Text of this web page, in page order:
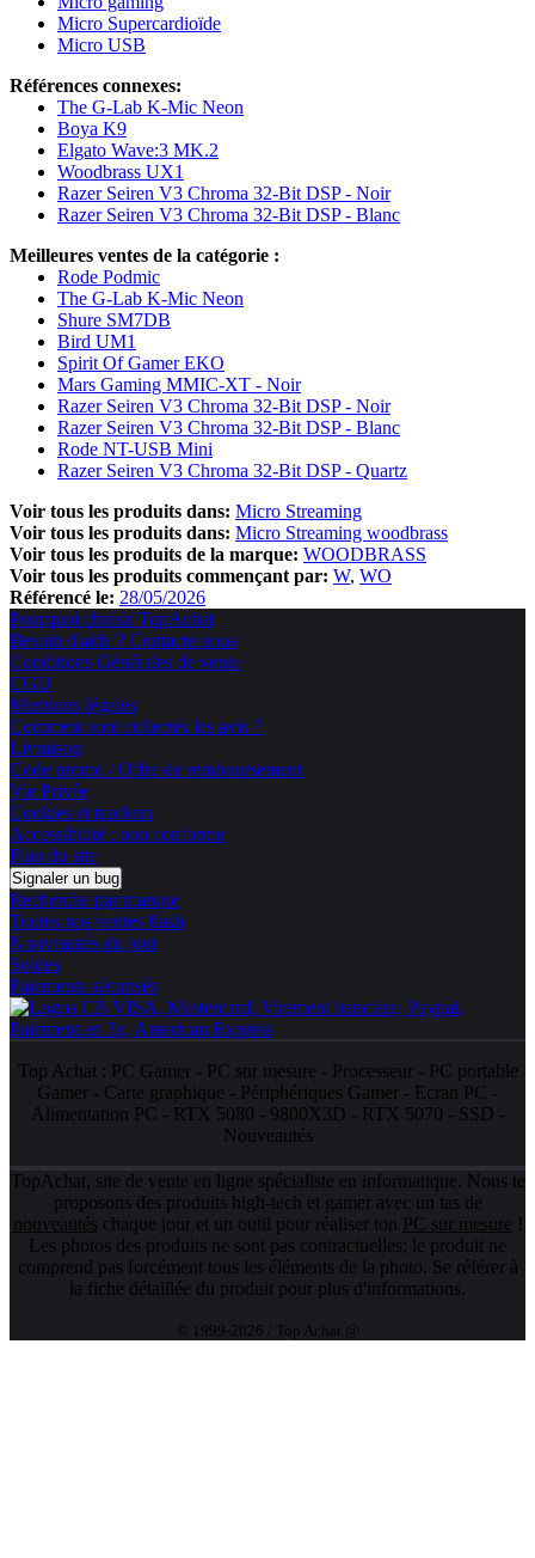
Micro Supercardioïde
Micro USB
Références connexes:
The G-Lab K-Mic Neon
Boya K9
Elgato Wave:3 MK.2
Woodbrass UX1
Razer Seiren V3 Chroma 32-Bit DSP - Noir
Razer Seiren V3 Chroma 32-Bit DSP - Blanc
Meilleures ventes de la catégorie :
Rode Podmic
The G-Lab K-Mic Neon
Shure SM7DB
Bird UM1
Spirit Of Gamer EKO
Mars Gaming MMIC-XT - Noir
Razer Seiren V3 Chroma 32-Bit DSP - Noir
Razer Seiren V3 Chroma 32-Bit DSP - Blanc
Rode NT-USB Mini
Razer Seiren V3 Chroma 32-Bit DSP - Quartz
Voir tous les produits dans: Micro Streaming
Voir tous les produits dans: Micro Streaming woodbrass
Voir tous les produits de la marque: WOODBRASS
Voir tous les produits commençant par: W WO
Référencé le: 28/05/2026
Pourquoi choisir TopAchat
Besoin d'aide ? Contacte nous
Conditions Générales de vente
CGU
Mentions légales
Comment sont collectés les avis ?
Livraison
Code promo / Offre de remboursement
Vie Privée
Cookies et trackers
Accessibilité : non conforme
Plan du site
Signaler un bug
Recherche par marque
Toutes nos ventes flash
Nouveautés du jour
Soldes
Paiements sécurisés
Top Achat : PC Gamer- PC sur mesure - Processeur- PC portable
Gamer - Carte graphique - Périphériques Gamer - Ecran PC -
Alimentation PC - RTX 5080 - 9800X3D - RTX 5070 - SSD -
Nouveautés
TopAchat, site de vente en ligne spécialiste en informatique. Nous te
proposons des produits high-tech et gamer avec un tas de
nouveautés chaque jour et un outil pour réaliser ton PC sur mesure !
Les photos des produits ne sont pas contractuelles; le produit ne
comprend pas forcément tous les éléments de la photo. Se référer à
la fiche détaillée du produit pour plus d'informations.
© 1999-2026 / Top Achat @